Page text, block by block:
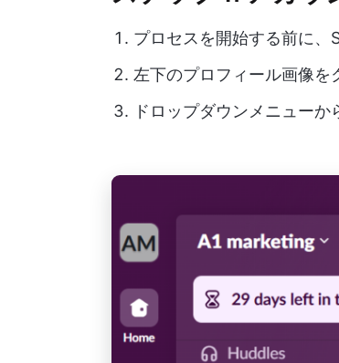
プロセスを開始する前に、
左下のプロフィール画像を
ドロップダウンメニューか